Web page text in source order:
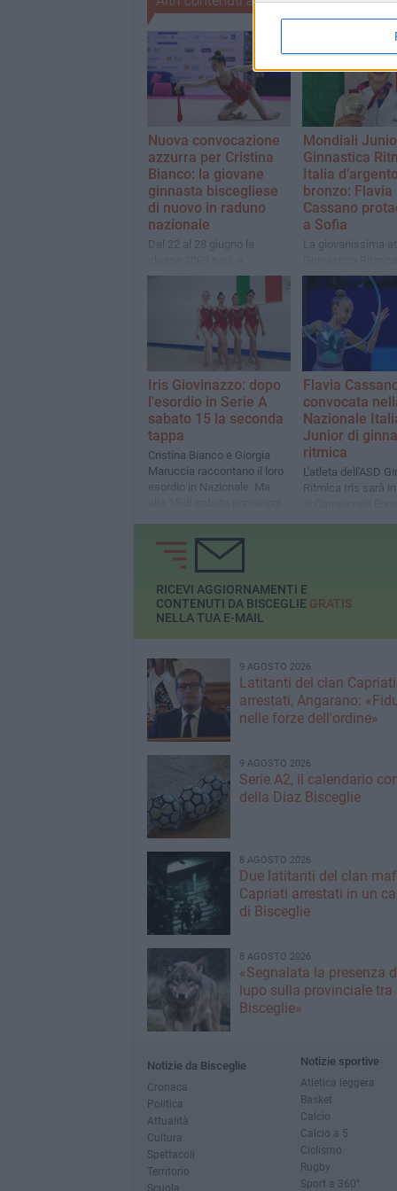
Nuova convocazione
azzurra per Cristina
Bianco: la giovane
ginnasta biscegliese
di nuovo in raduno
nazionale
Dal 22 al 28 giugno la
Mezzana per un
allenamento collegiale con
le migliori atlete Senior della
Mondiali
Ginnastica
Italia
bronzo: Flavia
Cassano
a Sofia
La giovanissima
con la Nazionale:
medaglie iridate
nell’esercizio alle
ai cerchi
Iris Giovinazzo: dopo
l'esordio in Serie A
sabato 15 la seconda
tappa
Cristina Bianco e Giorgia
Maruccia raccontano il loro
esordio in Nazionale. Ma
Flavia
convocata
Nazionale
Junior di
ritmica
L'atleta dell'ASD
Ritmica Iris sarà
RICEVI AGGIORNAMENTI E
CONTENUTI DA BISCEGLIE GRATIS
NELLA TUA E-MAIL
9 AGOSTO 2026
Latitanti del clan Capriati
arrestati, Angarano:
nelle forze dell'ordine»
9 AGOSTO 2026
Serie A2, il calendario
della Diaz Bisceglie
8 AGOSTO 2026
Due latitanti del clan
Capriati arrestati in un
di Bisceglie
8 AGOSTO 2026
«Segnalata la presenza
lupo sulla provinciale tra
Bisceglie»
Notizie da Bisceglie
Cronaca
Politica
Attualità
Cultura
Spettacoli
Territorio
Scuola
Notizie sportive
Atletica leggera
Basket
Calcio
Calcio a 5
Ciclismo
Rugby
Sport a 360°